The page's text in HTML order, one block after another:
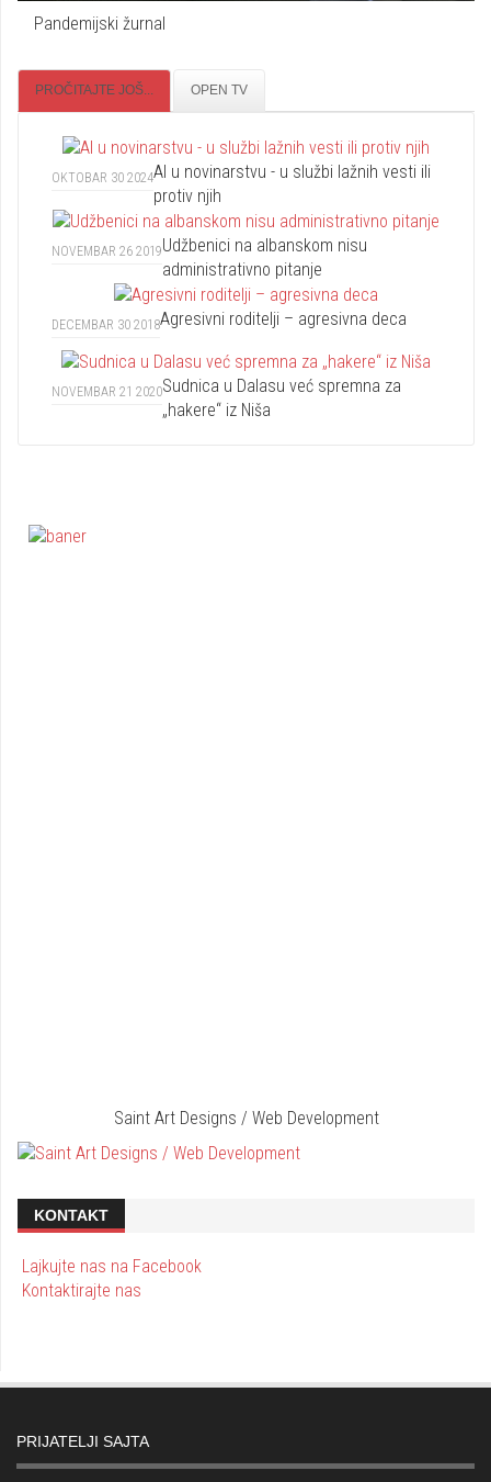
Pandemijski žurnal
PROČITAJTE JOŠ... OPEN TV
OKTOBAR 30 2024AI u novinarstvu - u službi lažnih vesti ili
protiv njih
NOVEMBAR 26 2019Udžbenici na albanskom nisu
administrativno pitanje
DECEMBAR 30 2018Agresivni roditelji – agresivna deca
NOVEMBAR 21 2020Sudnica u Dalasu već spremna za
„hakere“ iz Niša
Saint Art Designs / Web Development
KONTAKT
Lajkujte nas na Facebook
Kontaktirajte nas
PRIJATELJI SAJTA